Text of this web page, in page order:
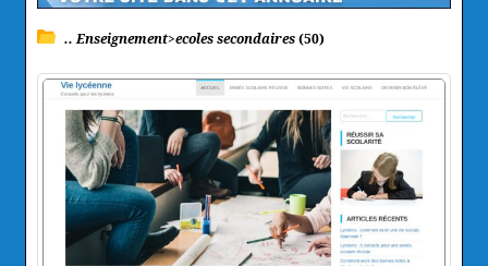
.. Enseignement>ecoles secondaires(50)